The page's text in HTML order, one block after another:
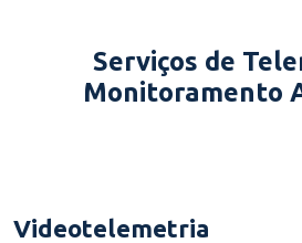
Serviços de
Monitoramento
Videotelemetria